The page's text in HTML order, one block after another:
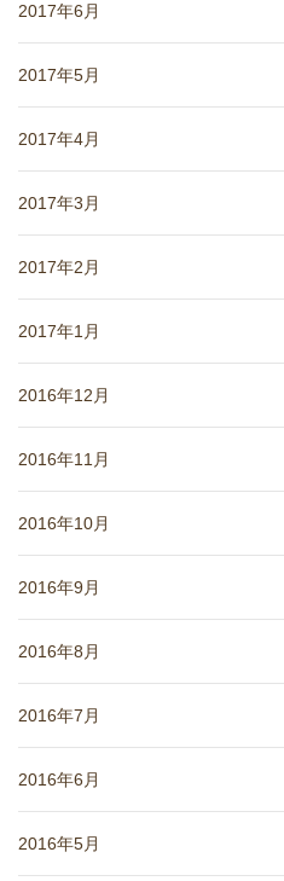
2017年6月
2017年5月
2017年4月
2017年3月
2017年2月
2017年1月
2016年12月
2016年11月
2016年10月
2016年9月
2016年8月
2016年7月
2016年6月
2016年5月